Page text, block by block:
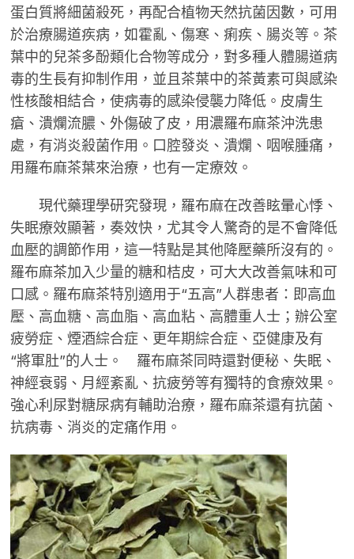
蛋白質將細菌殺死，再配合植物天然抗菌因數，可用
於治療腸道疾病，如霍亂、傷寒、痢疾、腸炎等。茶
葉中的兒茶多酚類化合物等成分，對多種人體腸道病
毒的生長有抑制作用，並且茶葉中的茶黃素可與感染
性核酸相結合，使病毒的感染侵襲力降低。皮膚生
瘡、潰爛流膿、外傷破了皮，用濃羅布麻茶沖洗患
處，有消炎殺菌作用。口腔發炎、潰爛、咽喉腫痛，
用羅布麻茶葉來治療，也有一定療效。
現代藥理學研究發現，羅布麻在改善眩暈心悸、
失眠療效顯著，奏效快，尤其令人驚奇的是不會降低
血壓的調節作用，這一特點是其他降壓藥所沒有的。
羅布麻茶加入少量的糖和桔皮，可大大改善氣味和可
口感。羅布麻茶特別適用于“五高”人群患者：即高血
壓、高血糖、高血脂、高血粘、高體重人士；辦公室
疲勞症、煙酒綜合症、更年期綜合症、亞健康及有
“將軍肚”的人士。 羅布麻茶同時還對便秘、失眠、
神經衰弱、月經紊亂、抗疲勞等有獨特的食療效果。
強心利尿對糖尿病有輔助治療，羅布麻茶還有抗菌、
抗病毒、消炎的定痛作用。